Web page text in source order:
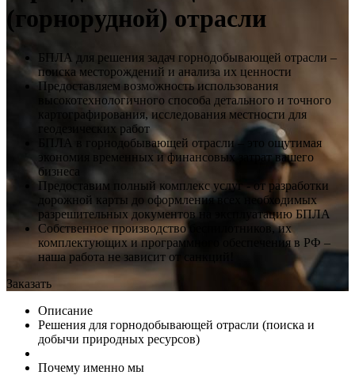
(горнорудной) отрасли
БПЛА для решения задач горнодобывающей отрасли –
поиска месторождений и анализа их ценности
Предоставляем возможность использования
высокотехнологичного способа детального и точного
картографирования, исследования местности для
геодезических работ
БПЛА в горнодобывающей отрасли – это ощутимая
экономия временных и финансовых затрат вашего
бизнеса
Предоставим полный комплекс услуг - от разработки
дорожной карты до оформления всех необходимых
разрешительных документов на эксплуатацию БПЛА
Собственное производство беспилотников, их
комплектующих и программного обеспечения в РФ –
наша работа не зависит от санкций!
Заказать
Описание
Решения для горнодобывающей отрасли (поиска и
добычи природных ресурсов)
Почему именно мы